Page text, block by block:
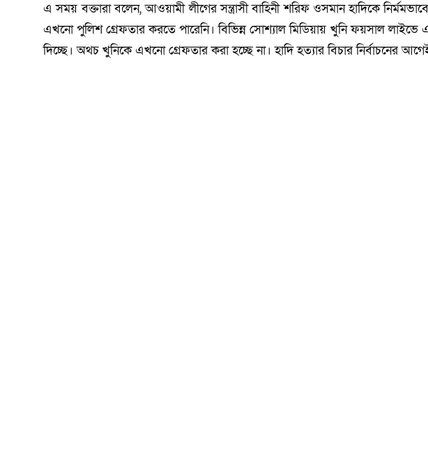
এ সময় বক্তারা বলেন, আওয়ামী লীগের সন্ত্রাসী বাহিনী শরিফ ওসমান হাদিকে
এখনো পুলিশ গ্রেফতার করতে পারেনি। বিভিন্ন সোশ্যাল মিডিয়ায় খুনি ফয়সাল
দিচ্ছে। অথচ খুনিকে এখনো গ্রেফতার করা হচ্ছে না। হাদি হত্যার বিচার নির্বাচনের